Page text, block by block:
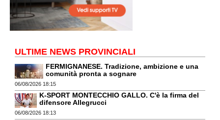
ULTIME NEWS PROVINCIALI
FERMIGNANESE. Tradizione, ambizione e una
comunità pronta a sognare
06/08/2026 18:15
K-SPORT MONTECCHIO GALLO. C'è la firma del
difensore Allegrucci
06/08/2026 18:13